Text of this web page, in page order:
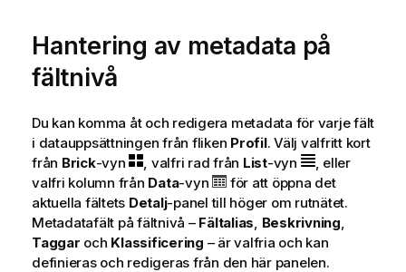
Hantering av metadata på
fältnivå
Du kan komma åt och redigera metadata för varje fält
i datauppsättningen från fliken Profil. Välj valfritt kort
från Brick-vyn , valfri rad från List-vyn
, eller
valfri kolumn från Data-vyn
för att öppna det
aktuella fältets Detalj-panel till höger om rutnätet.
Metadatafält på fältnivå – Fältalias, Beskrivning,
Taggar och Klassificering – är valfria och kan
definieras och redigeras från den här panelen.